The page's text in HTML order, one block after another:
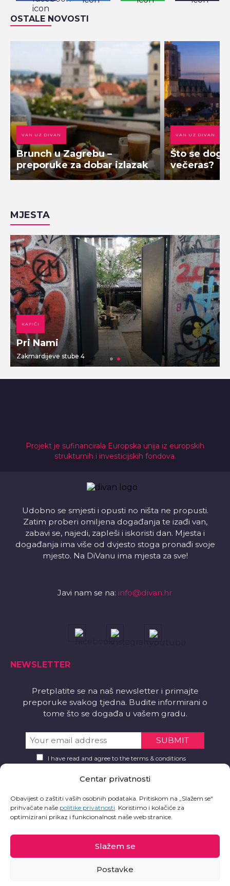
Centar privatnosti
Obavijest o zaštiti vaših osobnih podataka. Pritiskom na „Slažem se“
prihvaćate naše politike privatnosti. Koristimo i kolačiće za
optimizirani prikaz i funkcionalnost naše web stranice.
Slažem se
Postavke
OSTALE NOVOSTI
VAN UZ DIVAN
Brunch u Zagrebu –
preporuke za dobar izlazak
VAN UZ DIVAN
Što se
večeras?
MJESTA
KAFIĆI
Pri Nami
Zakmardijeve stube 4
Projekt je sufinancirala Europska unija iz europskih
strukturnih i investicijskih fondova.
Udobno se smjesti i opusti no ništa ne propusti.
Zatim proberi omiljena događanja te izađi van,
zabavi se, najedi, zapleši i iskoristi dan. Mjesta i
događanja ima više od dvjesto stoga pronađi svoje
mjesto. Na DiVanu ima mjesta za sve!
Javi nam se na: info@divan.hr
NEWSLETTER
Pretplatite se na naš newsletter i primajte
preporuke svakog tjedna. Budite informirani o
tome što se događa u vašem gradu.
I have read and agree to the terms & conditions
Želite li aplikaciju?